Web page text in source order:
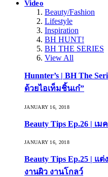
Video
Beauty/Fashion
Lifestyle
Inspiration
BH HUNT!
BH THE SERIES
View All
Hunnter’s | BH The
ด้วยไอเท็มชิ้นเก๋”
JANUARY 16, 2018
Beauty Tips Ep.26 | เ
JANUARY 16, 2018
Beauty Tips Ep.25 | แ
งานผิว งานโกลว์